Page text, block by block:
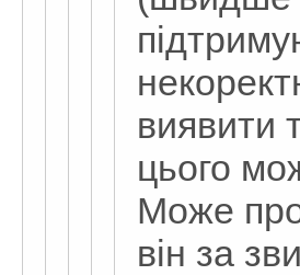
виявити
цього
Може
він за